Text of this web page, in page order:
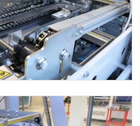
packer - spices - tray former
Serie XP-Serie WPS-Product-turning
device
-Bandeja wrap-around -Frascos de
conserva-3x2 packs -5x2 packs